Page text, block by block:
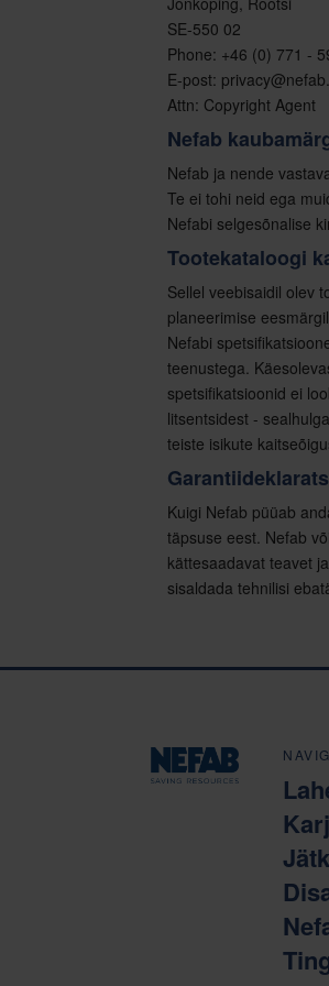
SE-550 02
Phone: +46 (0) 771 -
E-post:
Attn: Copyright Agent
Nefab
Nefab ja nende
Te ei tohi neid ega
Nefabi selgesõnalise
Tootekataloogi
Sellel veebisaidil olev
planeerimise
Nefabi
teenustega.
spetsifikatsioonid ei
litsentsidest -
teiste isikute
Kuigi Nefab püüab
täpsuse eest. Nefab
kättesaadavat teavet
sisaldada tehnilisi